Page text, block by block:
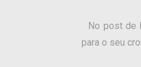
No post de
para o seu